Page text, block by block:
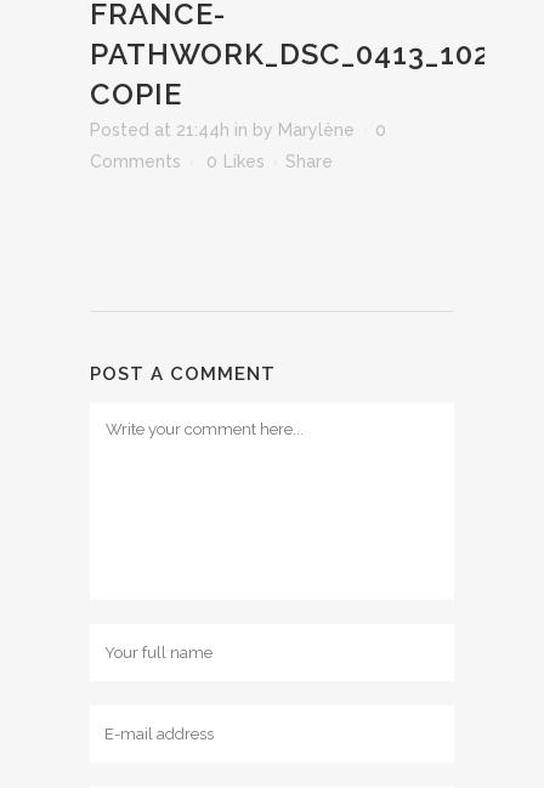
FRANCE-
PATHWORK_DSC_0413_1024-
COPIE
Posted at 21:44h in by Marylène
0
Comments
0 Likes Share
POST A COMMENT